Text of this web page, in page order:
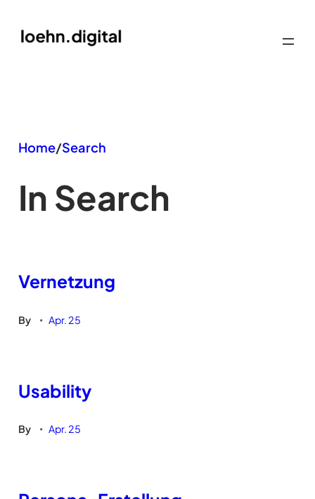
Inhalt
Home/Search
In Search
Vernetzung
By • Apr. 25
Usability
By • Apr. 25